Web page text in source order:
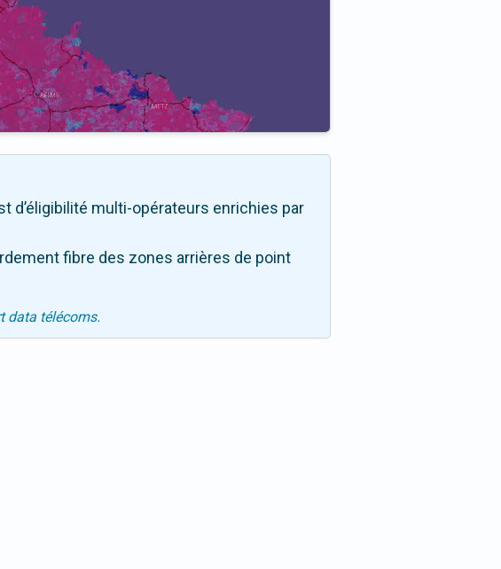
d’éligibilité multi-opérateurs enrichies par
fibre des zones arrières de point
data télécoms.